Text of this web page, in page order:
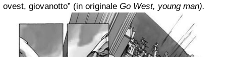
ovest, giovanotto” (in originale Go West, young man).